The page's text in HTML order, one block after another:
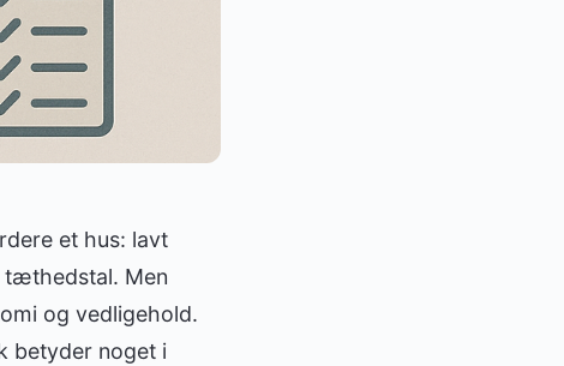
et hus: lavt
Men
og vedligehold.
betyder noget i